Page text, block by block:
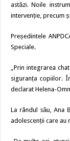
astăzi. Noile
intervenție, precum
Președintele
Speciale.
„Prin integrarea
siguranța copiilor.
declarat Helena-
La rândul său, Ana
adolescenții care au